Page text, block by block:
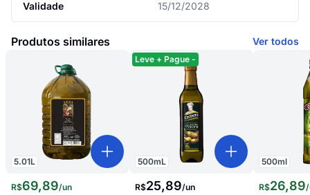
Validade 15/12/2028
Produtos similares Ver todos
5.01L
R$69,89/un
500mL
Leve + Pague -
R$25,89/un
500ml
R$26,89/